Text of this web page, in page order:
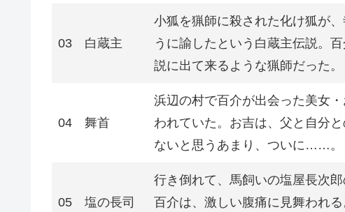
03 白蔵主
小狐を猟師に殺された化け狐が
うに諭したという白蔵主伝説。
説に出て来るような猟師だった。
04 舞首
浜辺の村で百介が出会った美女
われていた。お吉は、父と自分
ないと思うあまり、ついに……。
05 塩の長司
行き倒れて、馬飼いの塩屋長次
百介は、激しい腹痛に見舞われ